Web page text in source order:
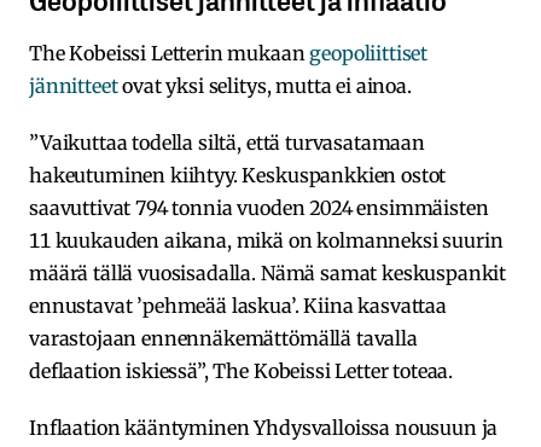
The Kobeissi Letterin mukaan geopoliittiset
jännitteetovat yksi selitys, mutta ei ainoa.
”Vaikuttaa todella siltä, että turvasatamaan
hakeutuminen kiihtyy. Keskuspankkien ostot
saavuttivat 794 tonnia vuoden 2024 ensimmäisten
11 kuukauden aikana, mikä on kolmanneksi suurin
määrä tällä vuosisadalla. Nämä samat keskuspankit
ennustavat ’pehmeää laskua’. Kiina kasvattaa
varastojaan ennennäkemättömällä tavalla
deflaation iskiessä”, The Kobeissi Letter toteaa.
Inflaation kääntyminen Yhdysvalloissa nousuun ja